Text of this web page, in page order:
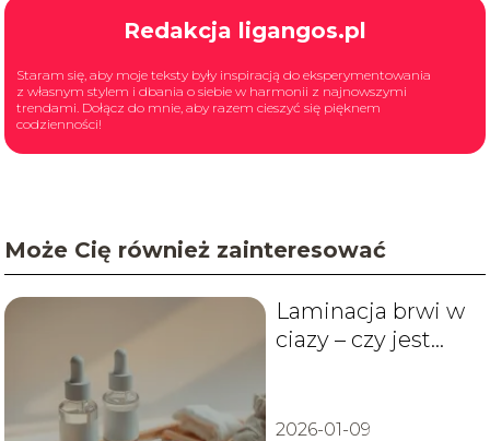
Redakcja ligangos.pl
Staram się, aby moje teksty były inspiracją do eksperymentowania
z własnym stylem i dbania o siebie w harmonii z najnowszymi
trendami. Dołącz do mnie, aby razem cieszyć się pięknem
codzienności!
Może Cię również zainteresować
Laminacja brwi w
ciazy – czy jest
2026-01-09